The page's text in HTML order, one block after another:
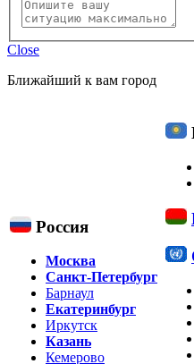
Close
Ближайший к вам город
Россия
Москва
Санкт-Петербург
Барнаул
Екатеринбург
Иркутск
Казань
Кемерово